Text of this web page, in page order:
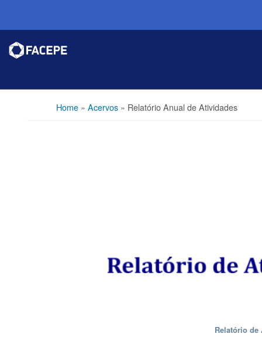
Home» Acervos» Relatório Anual de Atividades
Relatório de